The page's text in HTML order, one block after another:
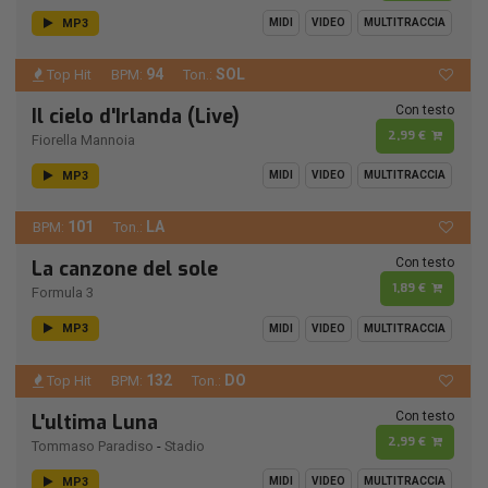
MP3 MIDI VIDEO MULTITRACCIA
Top Hit BPM: 94 Ton.: SOL
Il cielo d'Irlanda (Live)
Fiorella Mannoia
Con testo
2,99 €
MP3 MIDI VIDEO MULTITRACCIA
BPM: 101 Ton.: LA
La canzone del sole
Formula 3
Con testo
1,89 €
MP3 MIDI VIDEO MULTITRACCIA
Top Hit BPM: 132 Ton.: DO
L'ultima Luna
Tommaso Paradiso - Stadio
Con testo
2,99 €
MP3 MIDI VIDEO MULTITRACCIA